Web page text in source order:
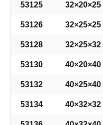
53125 32×20×25
53126 32×25×25
53128 32×25×32
53130 40×20×40
53132 40×25×40
53134 40×32×32